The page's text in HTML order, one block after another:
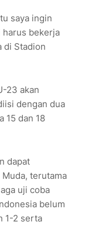
saya ingin
harus bekerja
di Stadion
23 akan
dengan dua
15 dan 18
dapat
terutama
uji coba
belum
1-2 serta